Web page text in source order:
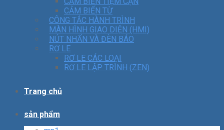
CẢM BIẾN TỪ
CÔNG TẮC HÀNH TRÌNH
MÀN HÌNH GIAO DIỆN (HMI)
NÚT NHẤN VÀ ĐÈN BÁO
RƠ LE
RƠ LE CÁC LOẠI
RƠ LE LẬP TRÌNH (ZEN)
Trang chủ
sản phẩm